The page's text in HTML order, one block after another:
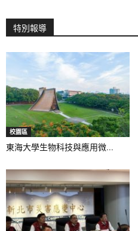
特別報導
校園區
東海大學生物科技與應用微...